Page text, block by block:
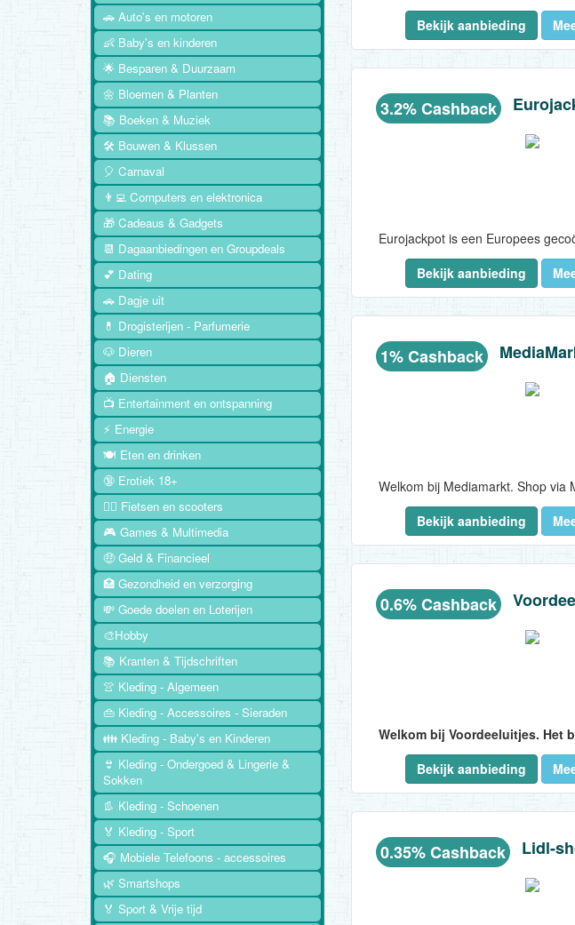
Bekijk aanbieding
3.2% Cashback
Bekijk aanbieding
1% Cashback
Bekijk aanbieding
0.6% Cashback
Naast samenwerkingen met de leukste unieke en kleinschalige hotels van Nederland, Duitsland en België werkt Voordeeluitjes.nl ook samen met grote ketens als Van der Valk Hotels, Bildenberg, Amrath Hotels, Bastion Hotels, Postillon en NH Hotels. Het aanbod aan
Bekijk aanbieding
0.35% Cashback Lidl-
🚗 Auto's en motoren
👶 Baby's en kinderen
🌟 Besparen & Duurzaam
🌼 Bloemen & Planten
📚 Boeken & Muziek
🛠️ Bouwen & Klussen
🎈 Carnaval
👨‍💻 Computers en elektronica
🎁 Cadeaus & Gadgets
📆 Dagaanbiedingen en Groupdeals
💕 Dating
🚗 Dagje uit
💊 Drogisterijen - Parfumerie
🐶 Dieren
🏠 Diensten
📺 Entertainment en ontspanning
⚡ Energie
🍽️ Eten en drinken
🔞 Erotiek 18+
🚴‍♂️ Fietsen en scooters
🎮 Games & Multimedia
🤑 Geld & Financieel
🏥 Gezondheid en verzorging
💸 Goede doelen en Loterijen
🎨Hobby
📚 Kranten & Tijdschriften
👚 Kleding - Algemeen
👜 Kleding - Accessoires - Sieraden
👪 Kleding - Baby's en Kinderen
👙 Kleding - Ondergoed & Lingerie &
Sokken
👢 Kleding - Schoenen
🏅 Kleding - Sport
🎧 Mobiele Telefoons - accessoires
🌿 Smartshops
🏅 Sport & Vrije tijd